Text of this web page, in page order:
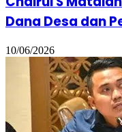
Dana Desa dan
10/06/2026